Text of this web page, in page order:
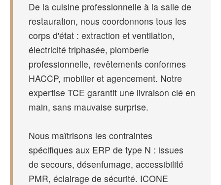
De la cuisine professionnelle à la salle de
restauration, nous coordonnons tous les
corps d'état : extraction et ventilation,
électricité triphasée, plomberie
professionnelle, revêtements conformes
HACCP, mobilier et agencement. Notre
expertise TCE garantit une livraison clé en
main, sans mauvaise surprise.
Nous maîtrisons les contraintes
spécifiques aux ERP de type N : issues
de secours, désenfumage, accessibilité
PMR, éclairage de sécurité. ICONE